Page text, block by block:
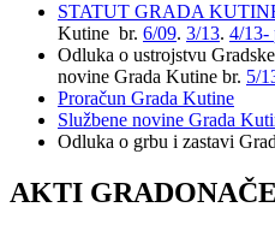
STATUT GRADA
Kutine br. 6/09. 3/13. 4/13-
Odluka o ustrojstvu
novine Grada Kutine br. 5/
Proračun Grada Kutine
Službene novine Grada
Odluka o grbu i zastavi
AKTI